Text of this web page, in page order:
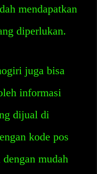
mendapatkan
diperlukan.
juga bisa
informasi
dijual di
kode pos
mudah